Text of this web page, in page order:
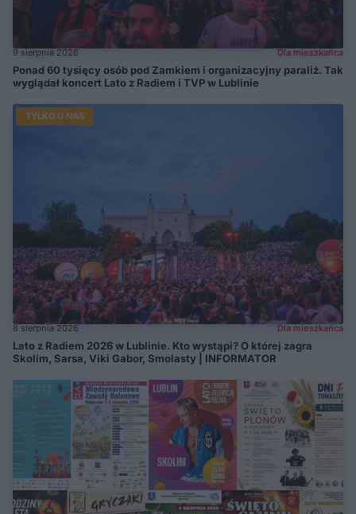
9 sierpnia 2026 Dla mieszkańca
Ponad 60 tysięcy osób pod Zamkiem i organizacyjny paraliż. Tak
wyglądał koncert Lato z Radiem i TVP w Lublinie
TYLKO U NAS
8 sierpnia 2026 Dla mieszkańca
Lato z Radiem 2026 w Lublinie. Kto wystąpi? O której zagra
Skolim, Sarsa, Viki Gabor, Smolasty | INFORMATOR